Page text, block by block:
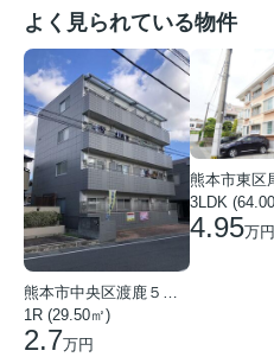
よく見られている物件
1R (29.50㎡)
2.7万円
3LDK
4.95万円